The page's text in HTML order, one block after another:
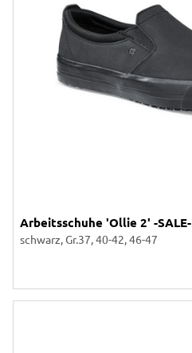
Arbeitsschuhe 'Ollie 2' -SALE-
schwarz, Gr.37, 40-42, 46-47